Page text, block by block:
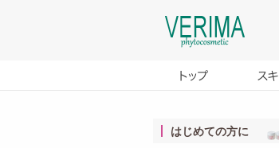
はじめての方に